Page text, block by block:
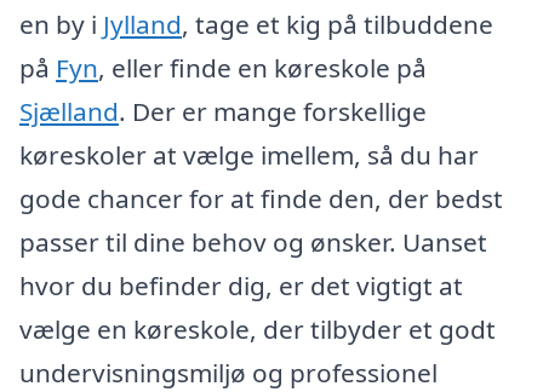
en by i Jylland, tage et kig på tilbuddene
på Fyn, eller finde en køreskole på
Sjælland. Der er mange forskellige
køreskoler at vælge imellem, så du har
gode chancer for at finde den, der bedst
passer til dine behov og ønsker. Uanset
hvor du befinder dig, er det vigtigt at
vælge en køreskole, der tilbyder et godt
undervisningsmiljø og professionel